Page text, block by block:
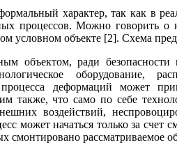
характер, так как в
процессов. Можно говорить о
условном объекте [2]. Схема
объектом, ради безопасности
оборудование,
процесса деформаций может
также, что само по себе
воздействий,
может начаться только за
смонтировано рассматриваемое